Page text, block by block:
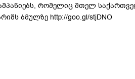
რომელიც მთელ
ბმულზე http://goo.gl/stjDNO